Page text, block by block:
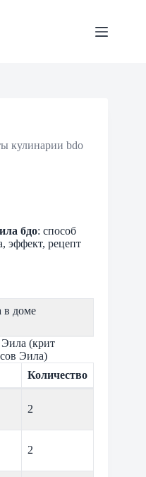
кулинарии bdo
бдо: способ
эффект, рецепт
в доме
Эила (крит
Эила)
Количество
2
2